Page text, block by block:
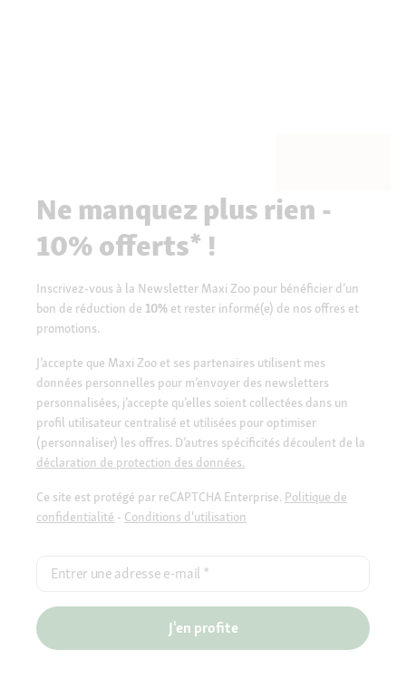
Ne manquez plus rien -
10% offerts* !
Inscrivez-vous à la Newsletter Maxi Zoo pour bénéficier d’un
bon de réduction de 10% et rester informé(e) de nos offres et
promotions.
J’accepte que Maxi Zoo et ses partenaires utilisent mes
données personnelles pour m’envoyer des newsletters
personnalisées, j’accepte qu’elles soient collectées dans un
profil utilisateur centralisé et utilisées pour optimiser
(personnaliser) les offres. D’autres spécificités découlent de la
déclaration de protection des données.
Ce site est protégé par reCAPTCHA Enterprise. Politique de
confidentialité - Conditions d'utilisation
Entrer une adresse e-mail *
J'en profite